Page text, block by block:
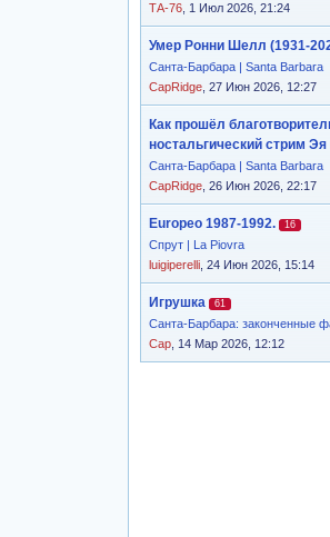
ТА-76 , 1 Июл 2026, 21:24
Умер Ронни Шелл (1931-
Санта-Барбара | Santa Barbara
CapRidge , 27 Июн 2026, 12:27
Как прошёл
ностальгический стрим
Санта-Барбара | Santa Barbara
CapRidge , 26 Июн 2026, 22:17
Europeo 1987-1992. 16
Спрут | La Piovra
luigiperelli , 24 Июн 2026, 15:14
Игрушка 61
Санта-Барбара: законченные
Cap , 14 Мар 2026, 12:12